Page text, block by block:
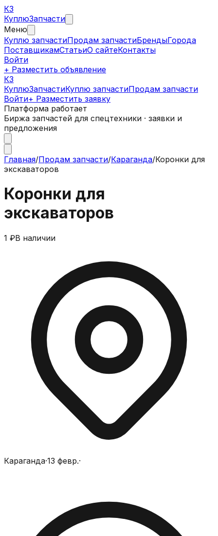
КЗ
КуплюЗапчасти
Меню
Куплю запчастиПродам запчастиБрендыГорода
ПоставщикамСтатьиО сайтеКонтакты
Войти
+ Разместить объявление
КЗ
КуплюЗапчастиКуплю запчастиПродам запчасти
Войти+ Разместить заявку
Платформа работает
Биржа запчастей для спецтехники · заявки и
предложения
Главная/Продам запчасти/Караганда/Коронки для
экскаваторов
Коронки для
экскаваторов
1 ₽В наличии
Караганда·13 февр.·